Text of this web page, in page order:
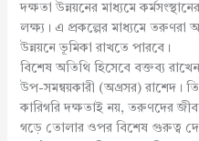
দক্ষতা উন্নয়নের মাধ্যমে
লক্ষ্য। এ প্রকল্পের মাধ্যমে তরুণরা
উন্নয়নে ভূমিকা রাখতে পারবে।
বিশেষ অতিথি হিসেবে বক্তব্য
উপ-সমন্বয়কারী (অগ্রসর) রাশেদ।
কারিগরি দক্ষতাই নয়, তরুণদের
গড়ে তোলার ওপর বিশেষ গুরুত্ব